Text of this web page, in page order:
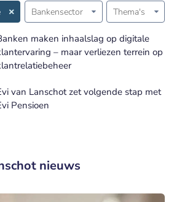
Bankensector Thema's
maken inhaalslag op digitale
– maar verliezen terrein op
van Lanschot zet volgende stap met
Pensioen
nieuws